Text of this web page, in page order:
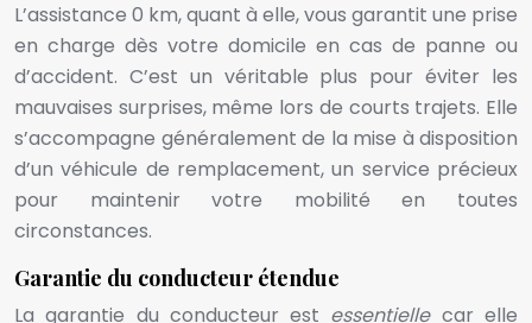
L’assistance 0 km, quant à elle, vous garantit une prise
en charge dès votre domicile en cas de panne ou
d’accident. C’est un véritable plus pour éviter les
mauvaises surprises, même lors de courts trajets. Elle
s’accompagne généralement de la mise à disposition
d’un véhicule de remplacement, un service précieux
pour maintenir votre mobilité en toutes
circonstances.
Garantie du conducteur étendue
La garantie du conducteur est essentielle car elle